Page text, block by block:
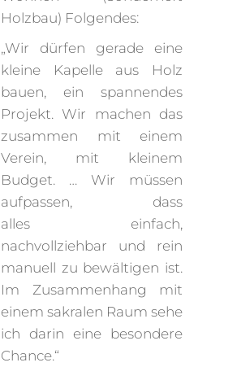
Holzbau) Folgendes:
„Wir dürfen gerade eine
kleine Kapelle aus Holz
bauen, ein spannendes
Projekt. Wir machen das
zusammen mit einem
Verein, mit kleinem
Budget. … Wir müssen
aufpassen, dass
alles einfach,
nachvollziehbar und rein
manuell zu bewältigen ist.
Im Zusammenhang mit
einem sakralen Raum sehe
ich darin eine besondere
Chance.“